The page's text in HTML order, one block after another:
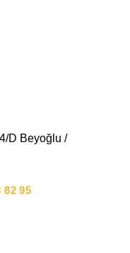
D Beyoğlu /
82 95